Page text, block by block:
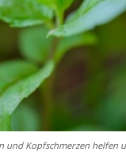
und Kopfschmerzen helfen